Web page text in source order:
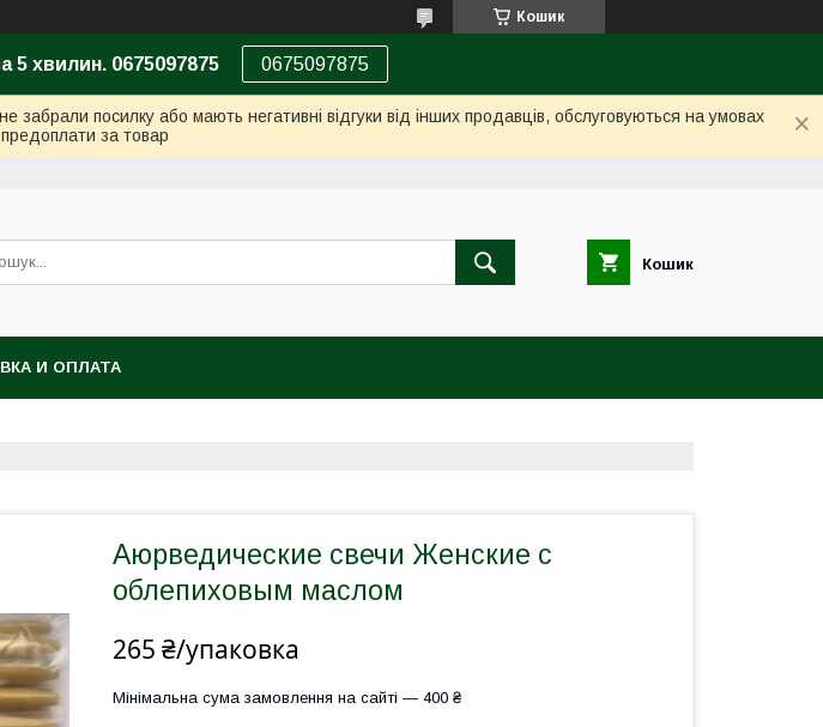
Кошик
5 хвилин. 0675097875 0675097875
посилку або мають негативні відгуки від інших продавців, обслуговуються на умовах
предоплати за товар
Кошик
И ОПЛАТА
Аюрведические свечи Женские с
облепиховым маслом
265 ₴/упаковка
Мінімальна сума замовлення на сайті — 400 ₴